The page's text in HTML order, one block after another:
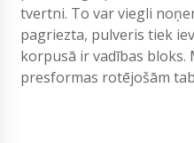
tvertni. To var viegli
pagriezta, pulveris tiek
korpusā ir vadības
presformas rotējošām